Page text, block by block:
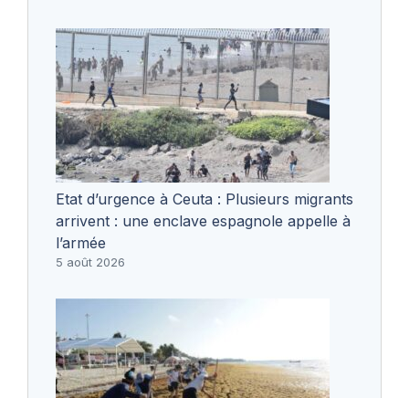
Etat d’urgence à Ceuta : Plusieurs migrants
arrivent : une enclave espagnole appelle à
l’armée
5 août 2026